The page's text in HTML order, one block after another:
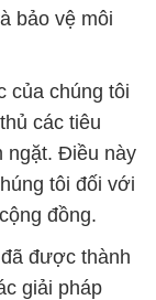
bảo vệ môi
của chúng tôi
các tiêu
ngặt. Điều này
tôi đối với
đồng.
được thành
giải pháp